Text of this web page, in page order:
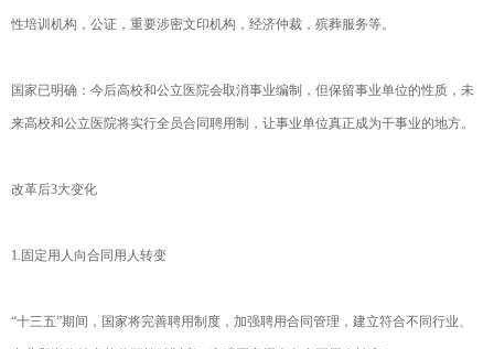
性培训机构，公证，重要涉密文印机构，经济仲裁，殡葬服务等。
国家已明确：今后高校和公立医院会取消事业编制，但保留事业单位的性质，未
来高校和公立医院将实行全员合同聘用制，让事业单位真正成为干事业的地方。
改革后3大变化
1.固定用人向合同用人转变
“十三五”期间，国家将完善聘用制度，加强聘用合同管理，建立符合不同行业、